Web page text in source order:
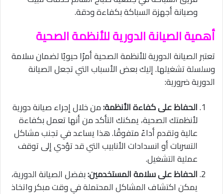
وصيانة أجهزة السباكة بكفاءة ودقة.
أهمية الصيانة الدورية للأنظمة الصحية
تعتبر الصيانة الدورية للأنظمة الصحية أمرًا حيويًا لضمان سلامة
وسلسلة تشغيلها. إليك بعض الأسباب التي تجعل الصيانة
الدورية ضرورية:
الحفاظ على كفاءة الأنظمة:من خلال إجراء صيانة دورية
لأنظمتك الصحية، يمكنك التأكد من أنها تعمل بكفاءة
عالية وتقدم أداءً متفوقًا. هذا يساعد في تجنب مشاكل
التسربات أو انسدادات الأنابيب التي قد تؤدي إلى توقف
عملية التشغيل.
الحفاظ على سلامة المستخدمين:بفضل الصيانة الدورية،
يمكن اكتشاف المشاكل المحتملة في وقت مبكر واتخاذ